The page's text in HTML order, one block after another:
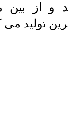
و از بین
تولید می